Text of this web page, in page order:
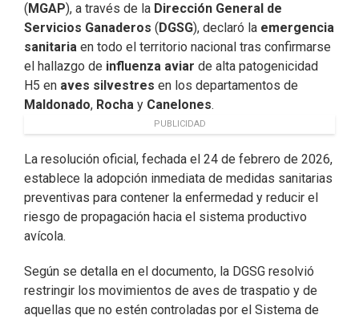
( MGAP), a través de la Dirección General de
Servicios Ganaderos ( DGSG), declaró la emergencia
sanitaria en todo el territorio nacional tras confirmarse
el hallazgo de influenza aviar de alta patogenicidad
H5 en aves silvestres en los departamentos de
Maldonado, Rocha y Canelones.
PUBLICIDAD
La resolución oficial, fechada el 24 de febrero de 2026,
establece la adopción inmediata de medidas sanitarias
preventivas para contener la enfermedad y reducir el
riesgo de propagación hacia el sistema productivo
avícola.
Según se detalla en el documento, la DGSG resolvió
restringir los movimientos de aves de traspatio y de
aquellas que no estén controladas por el Sistema de